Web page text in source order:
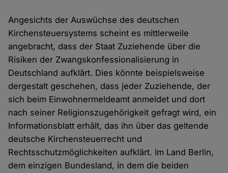
Angesichts der Auswüchse des deutschen
Kirchensteuersystems scheint es mittlerweile
angebracht, dass der Staat Zuziehende über die
Risiken der Zwangskonfessionalisierung in
Deutschland aufklärt. Dies könnte beispielsweise
dergestalt geschehen, dass jeder Zuziehende, der
sich beim Einwohnermeldeamt anmeldet und dort
nach seiner Religionszugehörigkeit gefragt wird, ein
Informationsblatt erhält, das ihn über das geltende
deutsche Kirchensteuerrecht und
Rechtsschutzmöglichkeiten aufklärt. Im Land Berlin,
dem einzigen Bundesland, in dem die beiden